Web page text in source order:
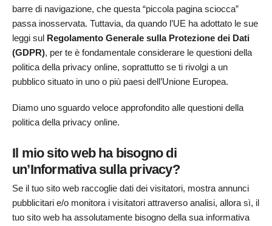
barre di navigazione, che questa “piccola pagina sciocca”
passa inosservata. Tuttavia, da quando l’UE ha adottato le sue
leggi sul Regolamento Generale sulla Protezione dei Dati
(GDPR), per te è fondamentale considerare le questioni della
politica della privacy online, soprattutto se ti rivolgi a un
pubblico situato in uno o più paesi dell’Unione Europea.
Diamo uno sguardo veloce approfondito alle questioni della
politica della privacy online.
Il mio sito web ha bisogno di
un’Informativa sulla privacy?
Se il tuo sito web raccoglie dati dei visitatori, mostra annunci
pubblicitari e/o monitora i visitatori attraverso analisi, allora sì, il
tuo sito web ha assolutamente bisogno della sua informativa